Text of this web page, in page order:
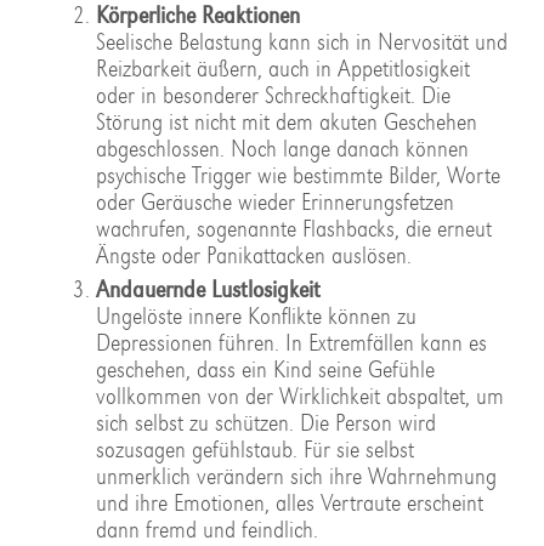
Körperliche Reaktionen
Seelische Belastung kann sich in Nervosität und
Reizbarkeit äußern, auch in Appetitlosigkeit
oder in besonderer Schreckhaftigkeit. Die
Störung ist nicht mit dem akuten Geschehen
abgeschlossen. Noch lange danach können
psychische Trigger wie bestimmte Bilder, Worte
oder Geräusche wieder Erinnerungsfetzen
wachrufen, sogenannte Flashbacks, die erneut
Ängste oder Panikattacken auslösen.
Andauernde Lustlosigkeit
Ungelöste innere Konflikte können zu
Depressionen führen. In Extremfällen kann es
geschehen, dass ein Kind seine Gefühle
vollkommen von der Wirklichkeit abspaltet, um
sich selbst zu schützen. Die Person wird
sozusagen gefühlstaub. Für sie selbst
unmerklich verändern sich ihre Wahrnehmung
und ihre Emotionen, alles Vertraute erscheint
dann fremd und feindlich.